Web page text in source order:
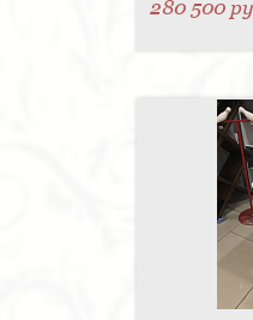
280 500